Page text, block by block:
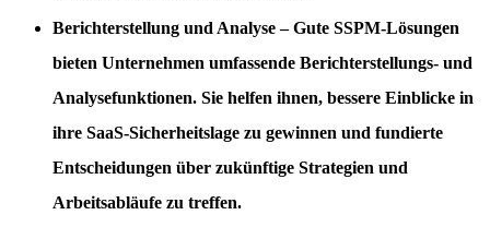
Berichterstellung und Analyse– Gute SSPM-Lösungen
bieten Unternehmen umfassende Berichterstellungs- und
Analysefunktionen. Sie helfen ihnen, bessere Einblicke in
ihre SaaS-Sicherheitslage zu gewinnen und fundierte
Entscheidungen über zukünftige Strategien und
Arbeitsabläufe zu treffen.